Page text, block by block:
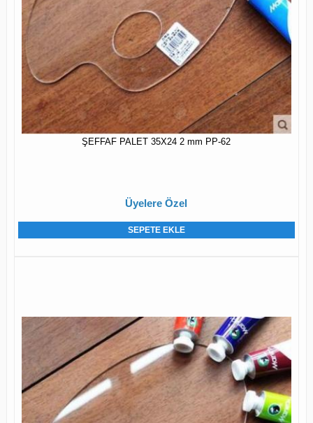
ŞEFFAF PALET 35X24 2 mm PP-62
Üyelere Özel
SEPETE EKLE